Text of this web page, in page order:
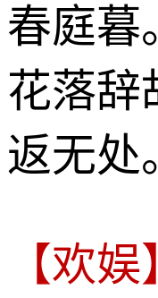
春庭暮
花落辞
返无处
【欢娱